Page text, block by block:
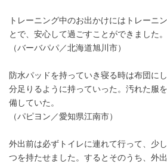
トレーニング中のお出かけにはトレーニ
とで、安心して過ごすことができました。
（バーバパパ／北海道旭川市）
防水パッドを持っていき寝る時は布団に
分足りるように持っていった。汚れた服
備していた。
（パピヨン／愛知県江南市）
外出前は必ずトイレに連れて行って、少
つを持たせました。するとそのうち、外